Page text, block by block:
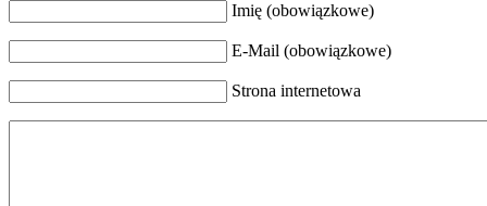
Imię (obowiązkowe)
E-Mail (obowiązkowe)
Strona internetowa